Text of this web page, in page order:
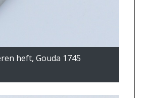
heft, Gouda 1745